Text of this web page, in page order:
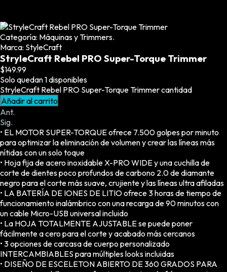
Peines, Cepillos y Capas
Blowers
Otros
Nail Drills
Acrílicos y Colecciones
Esmaltes y Gel Remover
Top, Base, Builder y Polygel
Pinceles
Lámparas de Secado
Nail Tips, Gel Tips y Pegas
Primer y Antifungal
Mesas y Maletas
Herramientas y Accesorios
Categoría: Máquinas y Trimmers.
Marca: StyleCraft
StryleCraft Rebel PRO Super-Torque Trimmer
$149.99
Solo quedan 1 disponibles
StryleCraft Rebel PRO Super-Torque Trimmer cantidad
Añadir al carrito
Ant.
Sig.
• EL MOTOR SUPER-TORQUE ofrece 7.500 golpes por minuto
para optimizar la eliminación de volumen y crear las líneas más
nítidas con un solo toque
• Hoja fija de acero inoxidable X-PRO WIDE y una cuchilla de
corte de dientes poco profundos de carbono 2.0 de diamante
negro para el corte más suave, crujiente y las líneas ultra afiladas
• LA BATERÍA DE IONES DE LITIO ofrece 3 horas de tiempo de
funcionamiento inalámbrico con una recarga de 90 minutos con
un cable Micro-USB universal incluido
• La HOJA TOTALMENTE AJUSTABLE se puede poner
fácilmente a cero para el corte y acabado más cercanos
• 3 opciones de carcasa de cuerpo personalizado
INTERCAMBIABLES para múltiples looks incluidas
• DISEÑO DE ESCELETON ABIERTO DE 360 GRADOS PARA